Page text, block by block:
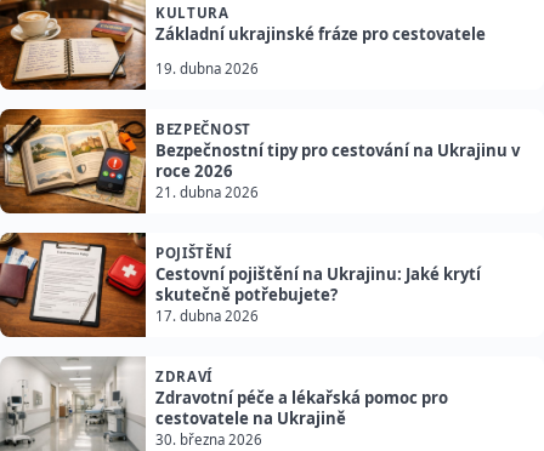
KULTURA
Základní ukrajinské fráze pro cestovatele
19. dubna 2026
BEZPEČNOST
Bezpečnostní tipy pro cestování na Ukrajinu v
roce 2026
21. dubna 2026
POJIŠTĚNÍ
Cestovní pojištění na Ukrajinu: Jaké krytí
skutečně potřebujete?
17. dubna 2026
ZDRAVÍ
Zdravotní péče a lékařská pomoc pro
cestovatele na Ukrajině
30. března 2026